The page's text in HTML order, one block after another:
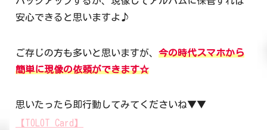
安心できると思いますよ♪
ご存じの方も多いと思いますが、 今の時代スマホから
簡単に現像の依頼ができます☆
思いたったら即行動してみてくださいね▼▼
【TOLOT Card】